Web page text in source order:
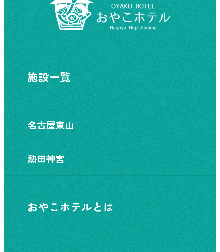
施設一覧
名古屋東山
熱田神宮
おやこホテルとは